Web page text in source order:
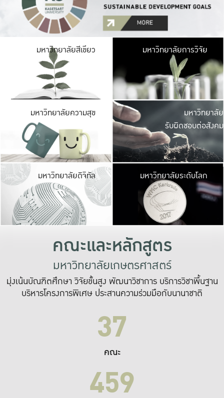
มหาวิทยาลัยสีเขียว มหาวิ
มีพื้นที่เขียวสดใส
เป็นป่าในเมือง เกษต
มหาวิทยาลัยการวิจัย
มหาวิทยาลัยความสุข มหาวิ
ค
เปิดประ
และพบเรื่องราวใ
มหาวิทยาลัย
รับผิดชอบต่อสังคม
มหาวิทยาลัยดิจิทัล มหาวิ
เปลี่ยนแปลง แล
เพื่อทำง
ระบบสารสนเทศ
มหาวิทยาลัยระดับโลก
คณะและหลักสูตร
มหาวิทยาลัยเกษตรศาสตร์
มุ่งเน้นบัณฑิตศึกษา วิจัยขั้นสูง พัฒนาวิชาการ บริการวิชาพื้นฐาน
บริหารโครงการพิเศษ ประสานความร่วมมือกับนานาชาติ
37
คณะ
459